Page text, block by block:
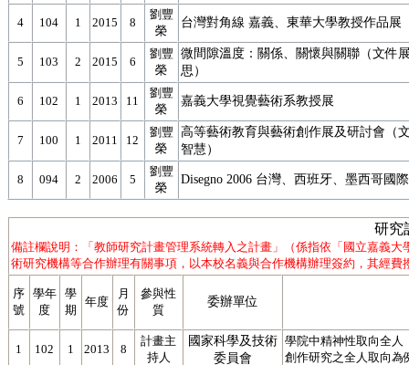
4 104 1 2015 8
劉豐
榮
台灣對角線 嘉義、東華大學教授作品展
5 103 2 2015 6
劉豐
榮
微間隙溫度：關係、關懷與關聯（文件
思）
6 102 1 2013 11
劉豐
榮
嘉義大學視覺藝術系教授展
7 100 1 2011 12
劉豐
榮
高等藝術教育與藝術創作展及研討會（
智慧）
8 094 2 2006 5
劉豐
榮
Disegno 2006 台灣、西班牙、墨西哥國
研究
備註欄說明：「教師研究計畫管理系統轉入之計畫」（係指依「國立嘉義
術研究機構等合作辦理有關事項，以本校名義與合作機構辦理簽約，其經費
序
號
學年
度
學
期
年度
月
份
參與性
質
委辦單位
1 102 1 2013 8
計畫主
持人
國家科學及技術
委員會
學院中精神性取向全人
創作研究之全人取向為